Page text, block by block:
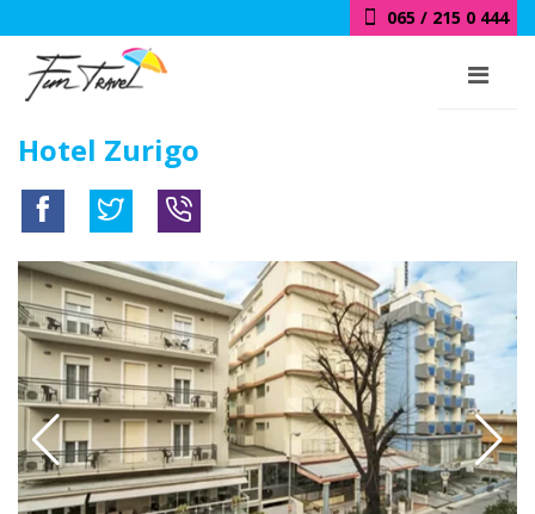
065 / 215 0 444
Hotel Zurigo